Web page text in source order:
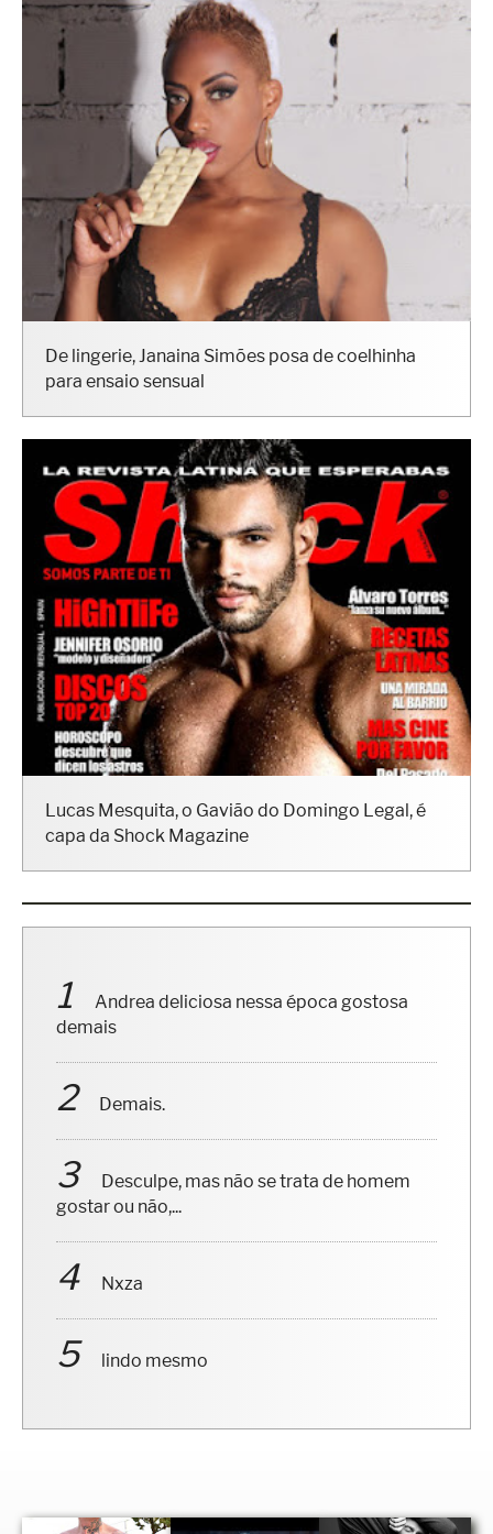
De lingerie, Janaina Simões posa de coelhinha
para ensaio sensual
Lucas Mesquita, o Gavião do Domingo Legal, é
capa da Shock Magazine
Andrea deliciosa nessa época gostosa
demais
Demais.
Desculpe, mas não se trata de homem
gostar ou não,...
Nxza
lindo mesmo